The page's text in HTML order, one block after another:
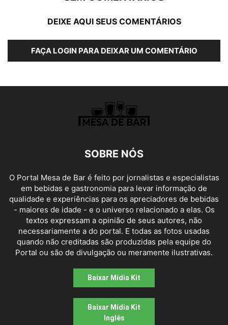
DEIXE AQUI SEUS COMENTÁRIOS
FAÇA LOGIN PARA DEIXAR UM COMENTÁRIO
SOBRE NÓS
O Portal Mesa de Bar é feito por jornalistas e especialistas
em bebidas e gastronomia para levar informação de
qualidade e experiências para os apreciadores de bebidas
- maiores de idade - e o universo relacionado a elas. Os
textos expressam a opinião de seus autores, não
necessariamente a do portal. E todas as fotos usadas
quando não creditadas são produzidas pela equipe do
Portal ou são de divulgação ou meramente ilustrativas.
Baixar Mídia Kit
Baixar Mídia Kit
Inglês